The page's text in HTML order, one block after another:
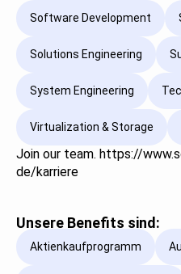
Software Development
Solutions Engineering
System Engineering
Virtualization & Storage
Join our team. https://
de/karriere
Unsere Benefits sind:
Aktienkaufprogramm